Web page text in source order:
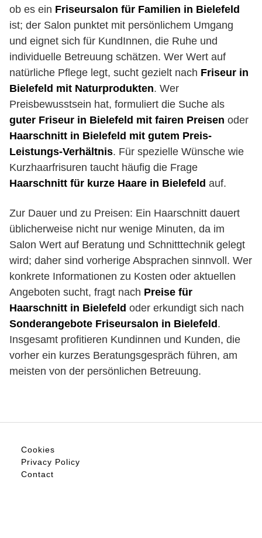
ob es ein Friseursalon für Familien in Bielefeld
ist; der Salon punktet mit persönlichem Umgang
und eignet sich für KundInnen, die Ruhe und
individuelle Betreuung schätzen. Wer Wert auf
natürliche Pflege legt, sucht gezielt nach Friseur in
Bielefeld mit Naturprodukten. Wer
Preisbewusstsein hat, formuliert die Suche als
guter Friseur in Bielefeld mit fairen Preisen oder
Haarschnitt in Bielefeld mit gutem Preis-
Leistungs-Verhältnis. Für spezielle Wünsche wie
Kurzhaarfrisuren taucht häufig die Frage
Haarschnitt für kurze Haare in Bielefeld auf.
Zur Dauer und zu Preisen: Ein Haarschnitt dauert
üblicherweise nicht nur wenige Minuten, da im
Salon Wert auf Beratung und Schnitttechnik gelegt
wird; daher sind vorherige Absprachen sinnvoll. Wer
konkrete Informationen zu Kosten oder aktuellen
Angeboten sucht, fragt nach Preise für
Haarschnitt in Bielefeld oder erkundigt sich nach
Sonderangebote Friseursalon in Bielefeld .
Insgesamt profitieren Kundinnen und Kunden, die
vorher ein kurzes Beratungsgespräch führen, am
meisten von der persönlichen Betreuung.
Cookies
Privacy Policy
Contact